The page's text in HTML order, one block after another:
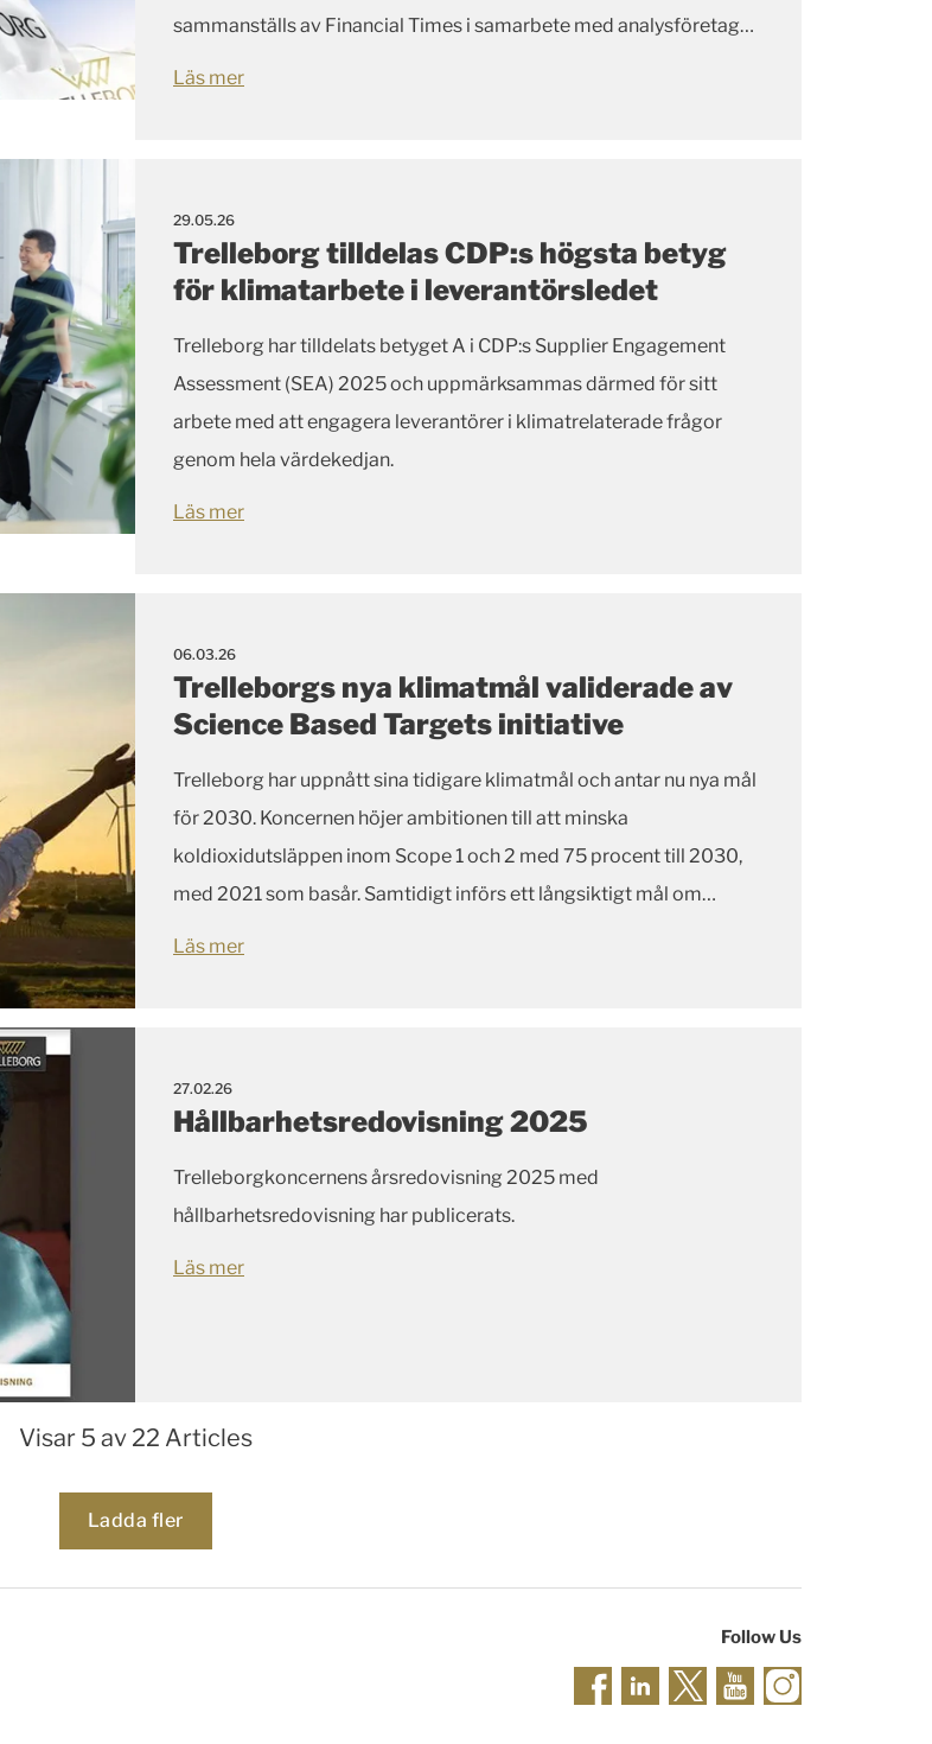
sammanställs av Financial Times i samarbete med analysföretaget
Läs mer
29.05.26
Trelleborg tilldelas CDP:s högsta betyg
för klimatarbete i leverantörsledet
Trelleborg har tilldelats betyget A i CDP:s Supplier Engagement
Assessment (SEA) 2025 och uppmärksammas därmed för sitt
arbete med att engagera leverantörer i klimatrelaterade frågor
genom hela värdekedjan.
Läs mer
06.03.26
Trelleborgs nya klimatmål validerade av
Science Based Targets initiative
Trelleborg har uppnått sina tidigare klimatmål och antar nu nya mål
för 2030. Koncernen höjer ambitionen till att minska
koldioxidutsläppen inom Scope 1 och 2 med 75 procent till 2030,
med 2021 som basår. Samtidigt införs ett långsiktigt mål om
Läs mer
27.02.26
Hållbarhetsredovisning 2025
Trelleborgkoncernens årsredovisning 2025 med
hållbarhetsredovisning har publicerats.
Läs mer
Visar 5 av 22 Articles
Ladda flerLoading...
Follow Us